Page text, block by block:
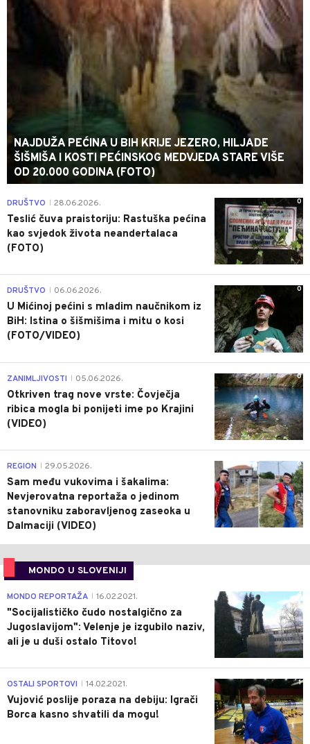
NAJDUŽA PEĆINA U BIH KRIJE JEZERO, HILJADE
ŠIŠMIŠA I KOSTI PEĆINSKOG MEDVJEDA STARE VIŠE
OD 20.000 GODINA (FOTO)
0
DRUŠTVO 28.06.2026.
Teslić čuva praistoriju: Rastuška pećina
kao svjedok života neandertalaca
(FOTO)
0
DRUŠTVO 06.06.2026.
U Mićinoj pećini s mladim naučnikom iz
BiH: Istina o šišmišima i mitu o kosi
(FOTO/VIDEO)
0
ZANIMLJIVOSTI 05.06.2026.
Otkriven trag nove vrste: Čovječja
ribica mogla bi ponijeti ime po Krajini
(VIDEO)
0
REGION 29.05.2026.
Sam među vukovima i šakalima:
Nevjerovatna reportaža o jedinom
stanovniku zaboravljenog zaseoka u
Dalmaciji (VIDEO)
MONDO U SLOVENIJI
4
MONDO REPORTAŽA 16.02.2021.
"Socijalističko čudo nostalgično za
Jugoslavijom": Velenje je izgubilo naziv,
ali je u duši ostalo Titovo!
1
OSTALI SPORTOVI 14.02.2021.
Vujović poslije poraza na debiju: Igrači
Borca kasno shvatili da mogu!